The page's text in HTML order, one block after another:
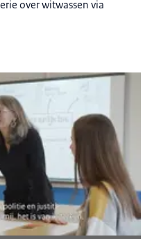
over witwassen via